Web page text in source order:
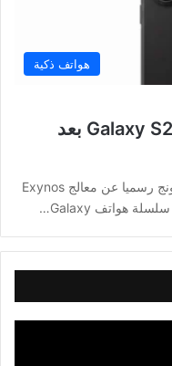
هواتف ذكية
تسريب موعد إطلاق هواتف Galaxy S26 بعد
في وقت سابق يوم الجمعة، أعلنت سامسونج رسميا عن معالج Exynos